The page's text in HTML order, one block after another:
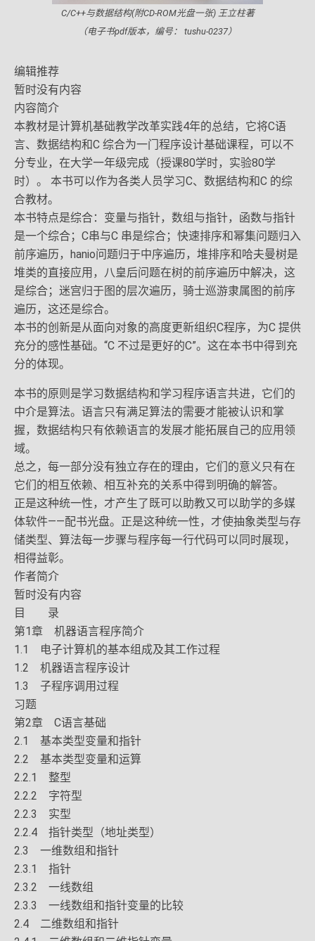
C/C++与数据结构(附CD-ROM光盘一张) 王立柱著
（电子书pdf版本，编号： tushu-0237）
编辑推荐
暂时没有内容
内容简介
本教材是计算机基础教学改革实践4年的总结，它将C语
言、数据结构和C 综合为一门程序设计基础课程，可以不
分专业，在大学一年级完成（授课80学时，实验80学
时）。 本书可以作为各类人员学习C、数据结构和C 的综
合教材。
本书特点是综合：变量与指针，数组与指针，函数与指针
是一个综合；C串与C 串是综合；快速排序和幂集问题归入
前序遍历，hanio问题归于中序遍历，堆排序和哈夫曼树是
堆类的直接应用，八皇后问题在树的前序遍历中解决，这
是综合；迷宫归于图的层次遍历，骑士巡游隶属图的前序
遍历，这还是综合。
本书的创新是从面向对象的高度更新组织C程序，为C 提供
充分的感性基础。“C 不过是更好的C”。这在本书中得到充
分的体现。
本书的原则是学习数据结构和学习程序语言共进，它们的
中介是算法。语言只有满足算法的需要才能被认识和掌
握，数据结构只有依赖语言的发展才能拓展自己的应用领
域。
总之，每一部分没有独立存在的理由，它们的意义只有在
它们的相互依赖、相互补充的关系中得到明确的解答。
正是这种统一性，才产生了既可以助教又可以助学的多媒
体软件——配书光盘。正是这种统一性，才使抽象类型与存
储类型、算法每一步骤与程序每一行代码可以同时展现，
相得益彰。
作者简介
暂时没有内容
目 录
第1章 机器语言程序简介
1.1 电子计算机的基本组成及其工作过程
1.2 机器语言程序设计
1.3 子程序调用过程
习题
第2章 C语言基础
2.1 基本类型变量和指针
2.2 基本类型变量和运算
2.2.1 整型
2.2.2 字符型
2.2.3 实型
2.2.4 指针类型（地址类型）
2.3 一维数组和指针
2.3.1 指针
2.3.2 一线数组
2.3.3 一线数组和指针变量的比较
2.4 二维数组和指针